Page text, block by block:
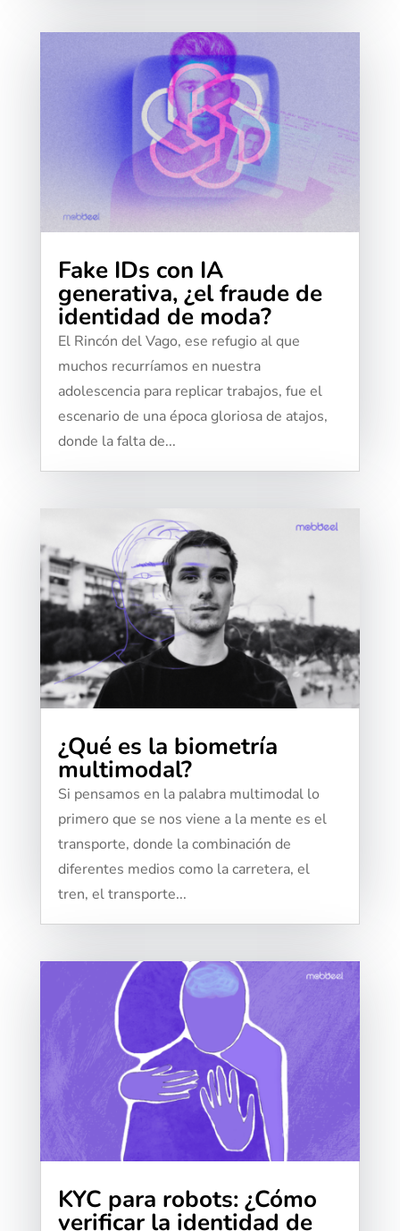
Fake IDs con IA
generativa, ¿el fraude de
identidad de moda?
El Rincón del Vago, ese refugio al que
muchos recurríamos en nuestra
adolescencia para replicar trabajos, fue el
escenario de una época gloriosa de atajos,
donde la falta de...
¿Qué es la biometría
multimodal?
Si pensamos en la palabra multimodal lo
primero que se nos viene a la mente es el
transporte, donde la combinación de
diferentes medios como la carretera, el
tren, el transporte...
KYC para robots: ¿Cómo
verificar la identidad de